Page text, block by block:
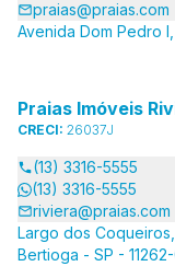
praias@praias.com
Avenida Dom Pedro
Praias Imóveis
CRECI: 26037J
(13) 3316-5555
(13) 3316-5555
riviera@praias.com
Largo dos
Bertioga - SP -